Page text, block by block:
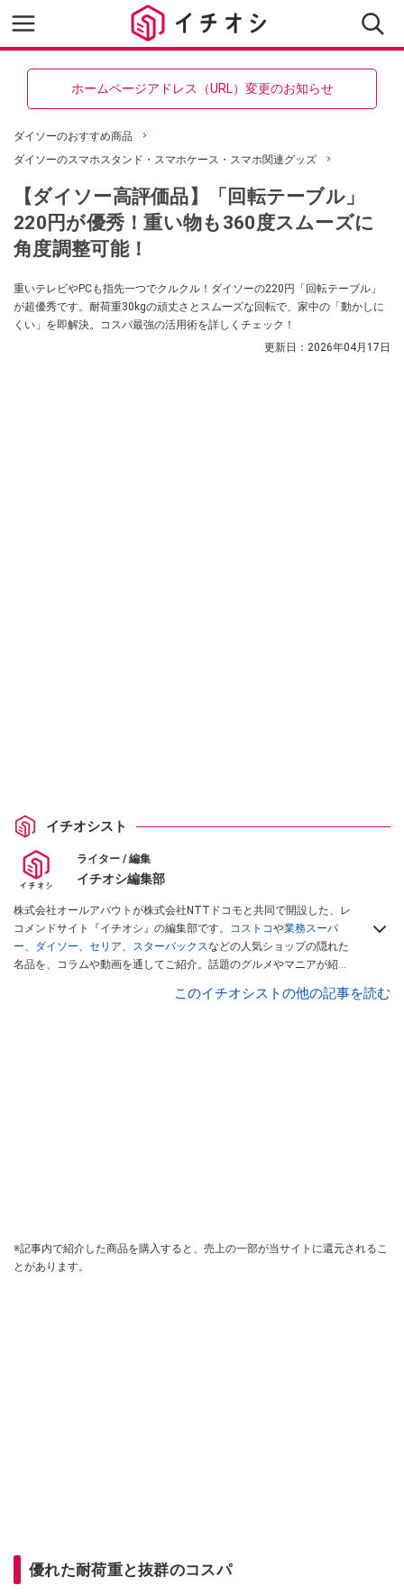
ホームページアドレス（URL）変更のお知らせ
ダイソーのおすすめ商品
ダイソーのスマホスタンド・スマホケース・スマホ関連グッズ
【ダイソー高評価品】「回転テーブル」
220円が優秀！重い物も360度スムーズに
角度調整可能！
重いテレビやPCも指先一つでクルクル！ダイソーの220円「回転テーブル」
が超優秀です。耐荷重30kgの頑丈さとスムーズな回転で、家中の「動かしに
くい」を即解決。コスパ最強の活用術を詳しくチェック！
更新日： 2026年04月17日
イチオシスト
ライター / 編集
イチオシ編集部
株式会社オールアバウトが株式会社NTTドコモと共同で開設した、レ
コメンドサイト『イチオシ』の編集部です。 コストコや業務スーパ
ー、 ダイソー、 セリア、 スターバックスなどの人気ショップの隠れた
名品を、コラムや動画を通してご紹介。話題のグルメやマニアが紹介
インフルエンサーが実際に使用してレビューしています。毎日トレン
このイチオシストの他の記事を読む
※記事内で紹介した商品を購入すると、売上の一部が当サイトに還元されるこ
とがあります。
優れた耐荷重と抜群のコスパ